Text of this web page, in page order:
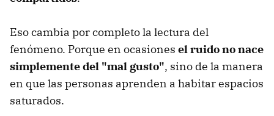
Eso cambia por completo la lectura del
fenómeno. Porque en ocasiones el ruido no nace
simplemente del "mal gusto", sino de la manera
en que las personas aprenden a habitar espacios
saturados.